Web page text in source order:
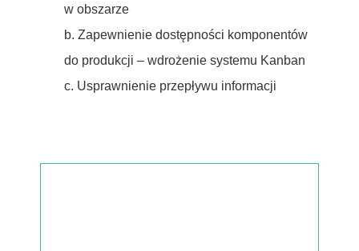
w obszarze
b. Zapewnienie dostępności komponentów
do produkcji – wdrożenie systemu Kanban
c. Usprawnienie przepływu informacji